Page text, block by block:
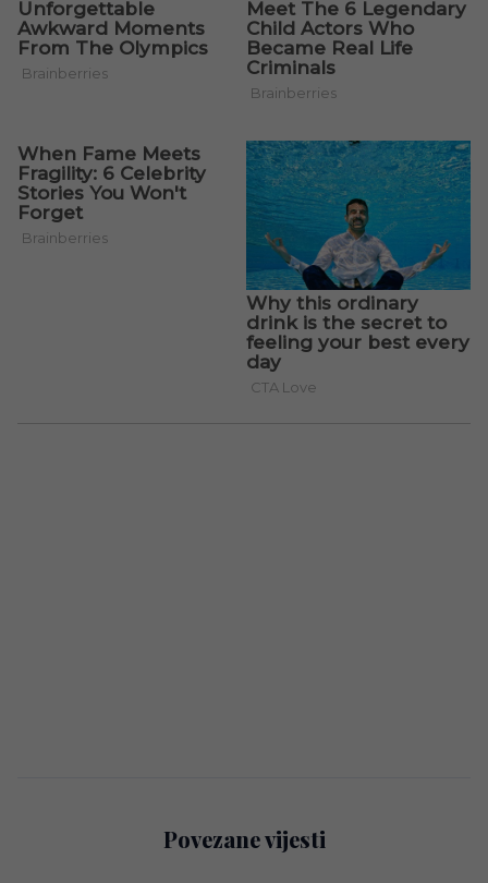
Povezane vijesti